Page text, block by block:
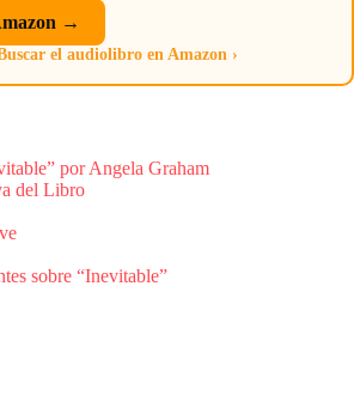
→
el audiolibro en Amazon ›
por Angela Graham
del Libro
sobre “Inevitable”